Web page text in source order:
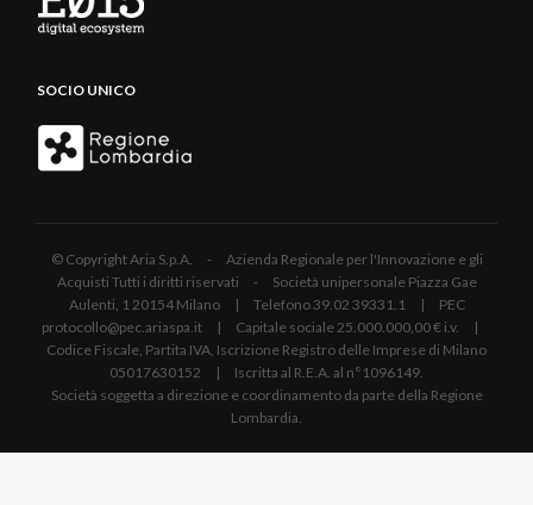
SOCIO UNICO
© Copyright Aria S.p.A. - Azienda Regionale per l'Innovazione e gli
Acquisti Tutti i diritti riservati - Società unipersonale Piazza Gae
Aulenti, 1 20154 Milano | Telefono 39.02 39331.1 | PEC
protocollo@pec.ariaspa.it | Capitale sociale 25.000.000,00 € i.v. |
Codice Fiscale, Partita IVA, Iscrizione Registro delle Imprese di Milano
05017630152 | Iscritta al R.E.A. al n°1096149.
Società soggetta a direzione e coordinamento da parte della Regione
Lombardia.